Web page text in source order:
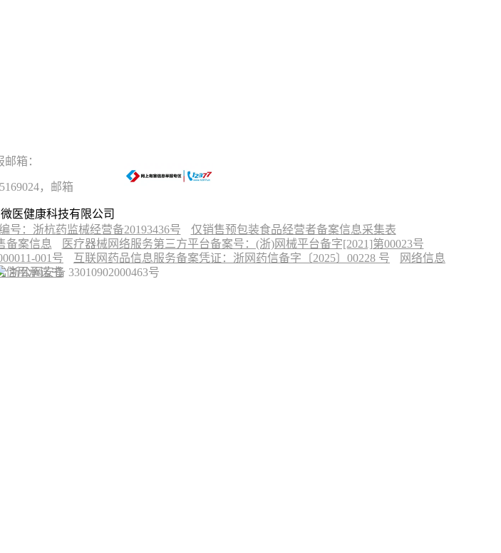
箱：
，邮箱
医健康科技有限公司
号：浙杭药监械经营备20193436号
仅销售预包装食品经营者备案信息采集表
备案信息
医疗器械网络服务第三方平台备案号：(浙)网械平台备字[2021]第00023号
001号
互联网药品信息服务备案凭证：浙网药信备字〔2025〕00228 号
网络信息
信用承诺书
浙公网安备 33010902000463号